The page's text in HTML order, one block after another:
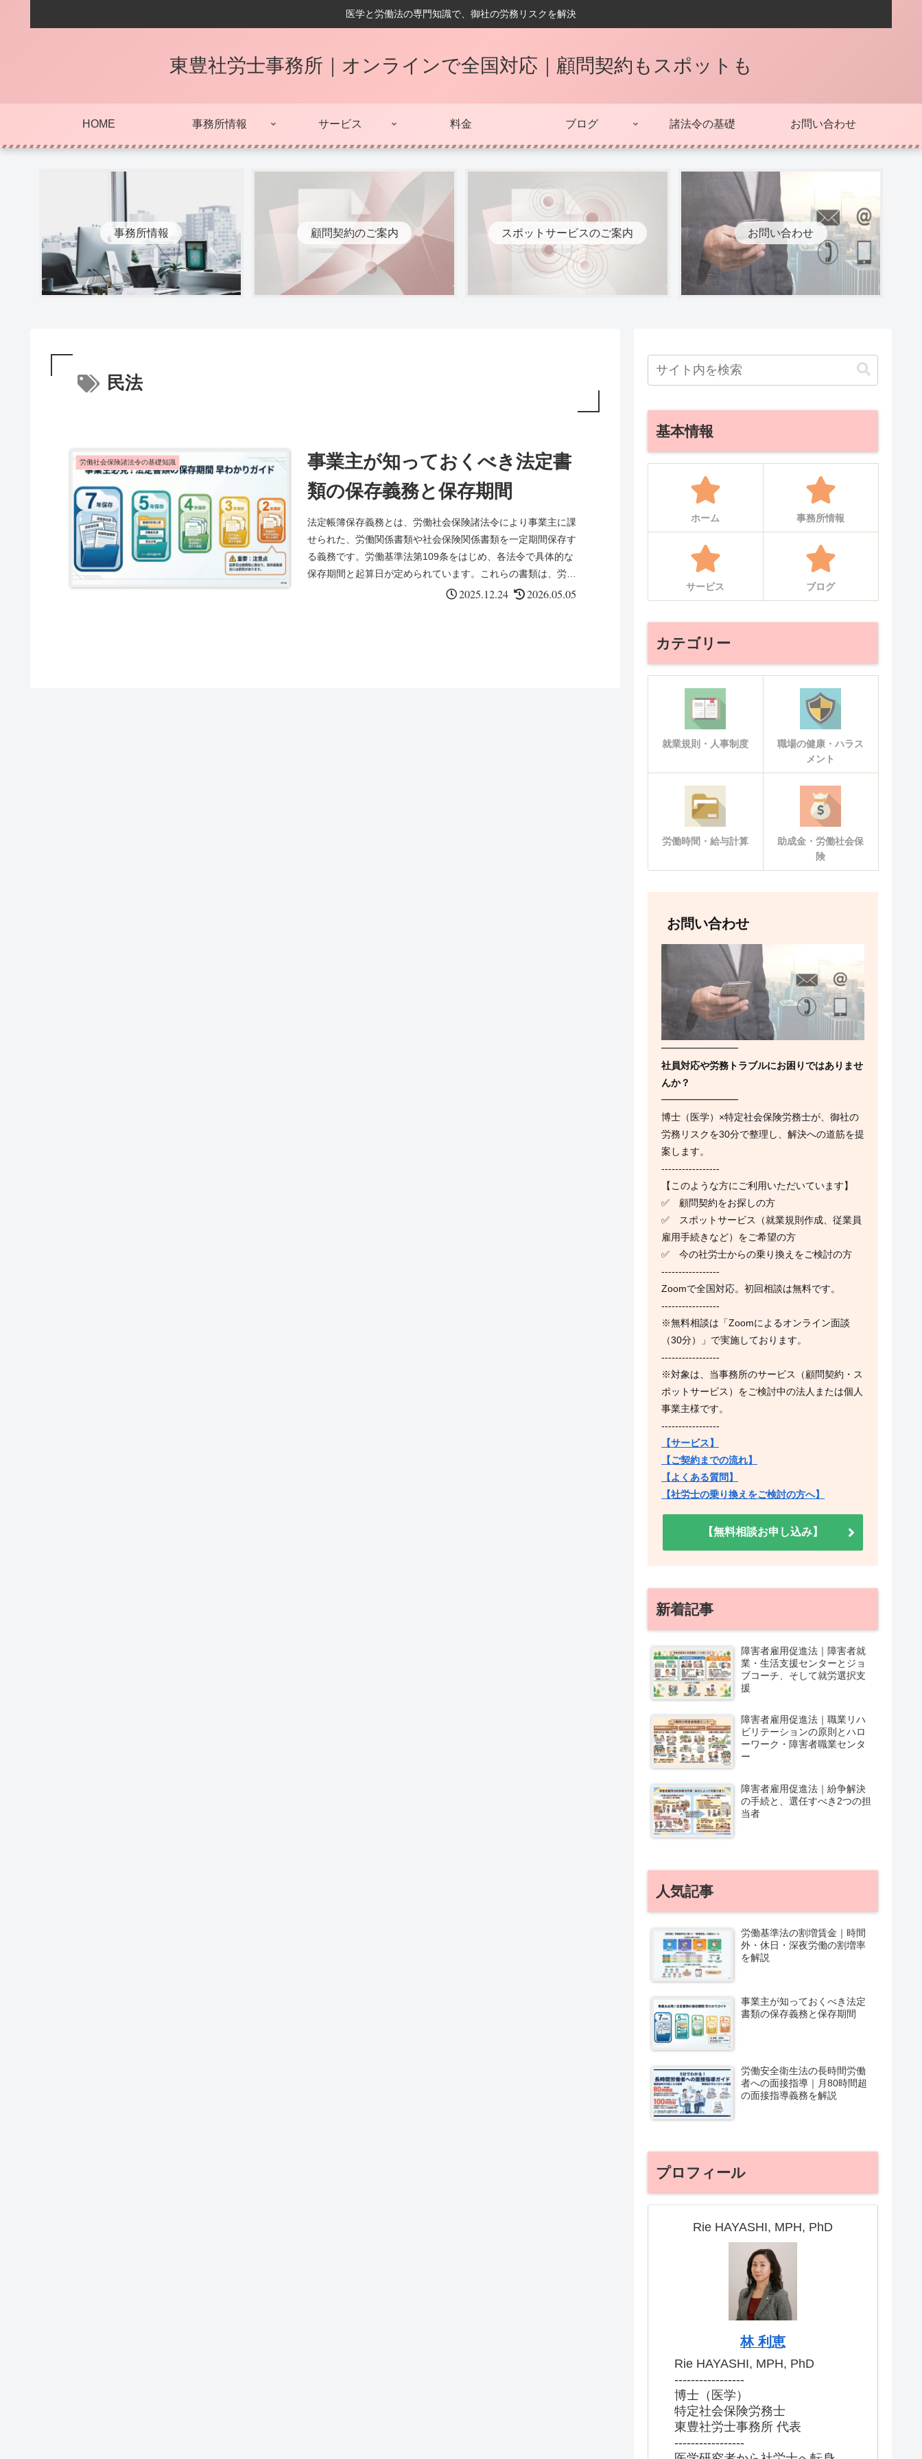
医学と労働法の専門知識で、御社の労務リスクを解決
東豊社労士事務所｜オンラインで全国対応｜顧問契約もスポットも
HOME 事務所情報 サービス 料金 ブログ 諸法令の基礎 お問い合わせ
事務所情報 顧問契約のご案内 スポットサービスのご案内 お問い合わせ
民法
労働社会保険諸法令の基礎知識
事業主が知っておくべき法定書
類の保存義務と保存期間
法定帳簿保存義務とは、労働社会保険諸法令により事業主に課
せられた、労働関係書類や社会保険関係書類を一定期間保存す
る義務です。労働基準法第109条をはじめ、各法令で具体的な
保存期間と起算日が定められています。これらの書類は、労働
2025.12.24 2026.05.05
基本情報
ホーム 事務所情報
サービス ブログ
カテゴリー
就業規則・人事制度
職場の健康・ハラス
メント
労働時間・給与計算
助成金・労働社会保
険
お問い合わせ
━━━━━━━━
社員対応や労務トラブルにお困りではありませ
んか？
━━━━━━━━
博士（医学）×特定社会保険労務士が、御社の
労務リスクを30分で整理し、解決への道筋を提
案します。
-----------------
【このような方にご利用いただいています】
✅ 顧問契約をお探しの方
✅ スポットサービス（就業規則作成、従業員
雇用手続きなど）をご希望の方
✅ 今の社労士からの乗り換えをご検討の方
-----------------
Zoomで全国対応。初回相談は無料です。
-----------------
※無料相談は「Zoomによるオンライン面談
（30分）」で実施しております。
-----------------
※対象は、当事務所のサービス（顧問契約・ス
ポットサービス）をご検討中の法人または個人
事業主様です。
-----------------
【サービス】
【ご契約までの流れ】
【よくある質問】
【社労士の乗り換えをご検討の方へ】
【無料相談お申し込み】
新着記事
障害者雇用促進法｜障害者就
業・生活支援センターとジョ
ブコーチ、そして就労選択支
援
障害者雇用促進法｜職業リハ
ビリテーションの原則とハロ
ーワーク・障害者職業センタ
ー
障害者雇用促進法｜紛争解決
の手続と、選任すべき2つの担
当者
人気記事
労働基準法の割増賃金｜時間
外・休日・深夜労働の割増率
を解説
事業主が知っておくべき法定
書類の保存義務と保存期間
労働安全衛生法の長時間労働
者への面接指導｜月80時間超
の面接指導義務を解説
プロフィール
Rie HAYASHI, MPH, PhD
林 利恵
Rie HAYASHI, MPH, PhD
-----------------
博士（医学）
特定社会保険労務士
東豊社労士事務所 代表
-----------------